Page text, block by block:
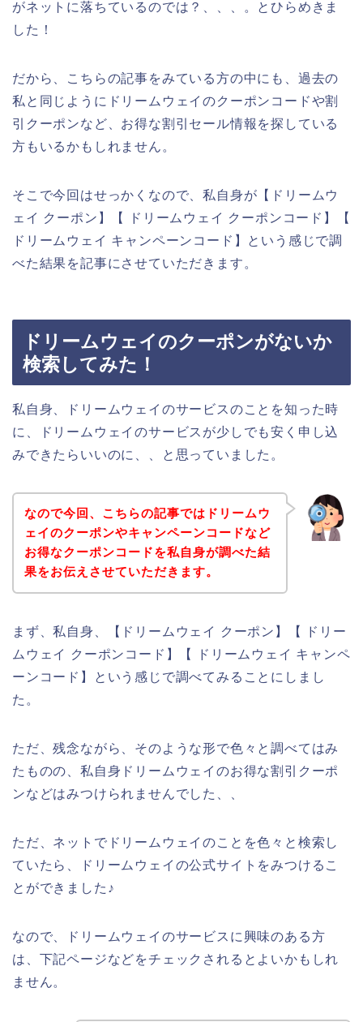
がネットに落ちているのでは？、、、。とひらめきま
した！
だから、こちらの記事をみている方の中にも、過去の
私と同じようにドリームウェイのクーポンコードや割
引クーポンなど、お得な割引セール情報を探している
方もいるかもしれません。
そこで今回はせっかくなので、私自身が【ドリームウ
ェイ クーポン】【 ドリームウェイ クーポンコード】【
ドリームウェイ キャンペーンコード】という感じで調
べた結果を記事にさせていただきます。
ドリームウェイのクーポンがないか
検索してみた！
私自身、ドリームウェイのサービスのことを知った時
に、ドリームウェイのサービスが少しでも安く申し込
みできたらいいのに、、と思っていました。
なので今回、こちらの記事ではドリームウ
ェイのクーポンやキャンペーンコードなど
お得なクーポンコードを私自身が調べた結
果をお伝えさせていただきます。
まず、私自身、【ドリームウェイ クーポン】【 ドリー
ムウェイ クーポンコード】【 ドリームウェイ キャンペ
ーンコード】という感じで調べてみることにしまし
た。
ただ、残念ながら、そのような形で色々と調べてはみ
たものの、私自身ドリームウェイのお得な割引クーポ
ンなどはみつけられませんでした、、
ただ、ネットでドリームウェイのことを色々と検索し
ていたら、ドリームウェイの公式サイトをみつけるこ
とができました♪
なので、ドリームウェイのサービスに興味のある方
は、下記ページなどをチェックされるとよいかもしれ
ません。